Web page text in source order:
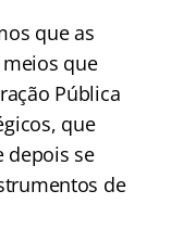
que as
que
Pública
que
depois se
de